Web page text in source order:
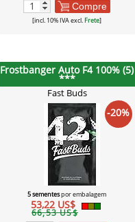
Compre
[incl. 10% IVA excl. Frete]
Frostbanger Auto F4 100% (5)
***
Fast Buds
-20%
5 sementespor embalagem
53,22 US$
66,53 US$